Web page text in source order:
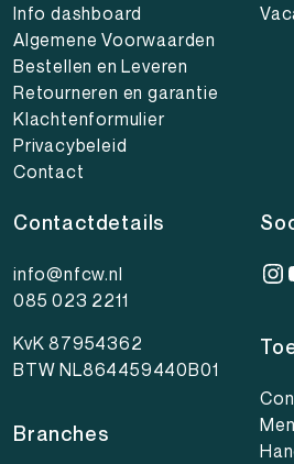
Info dashboard
Algemene Voorwaarden
Bestellen en Leveren
Retourneren en garantie
Klachtenformulier
Privacybeleid
Contact
Contactdetails
info@nfcw.nl
085 023 2211
KvK 87954362
BTW NL864459440B01
Branches